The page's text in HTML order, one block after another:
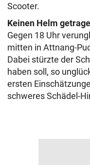
Scooter.
Keinen Helm
Gegen 18 Uhr
mitten in Attnang-
Dabei stürzte der
haben soll, so
ersten
schweres Schädel-